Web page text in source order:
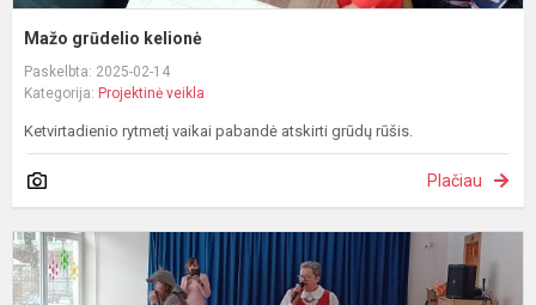
Mažo grūdelio kelionė
Paskelbta: 2025-02-14
Kategorija: Projektinė veikla
Ketvirtadienio rytmetį vaikai pabandė atskirti grūdų rūšis.
Plačiau